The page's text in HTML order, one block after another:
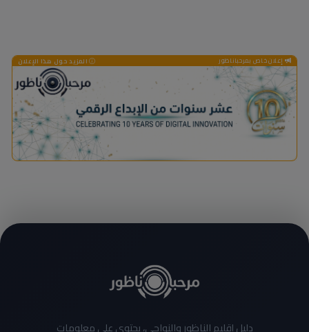
إعلان خاص بمرحباناظور المزيد حول هذا الإعلان
دليل إقليم الناظور والنواحي، يحتوي على معلومات